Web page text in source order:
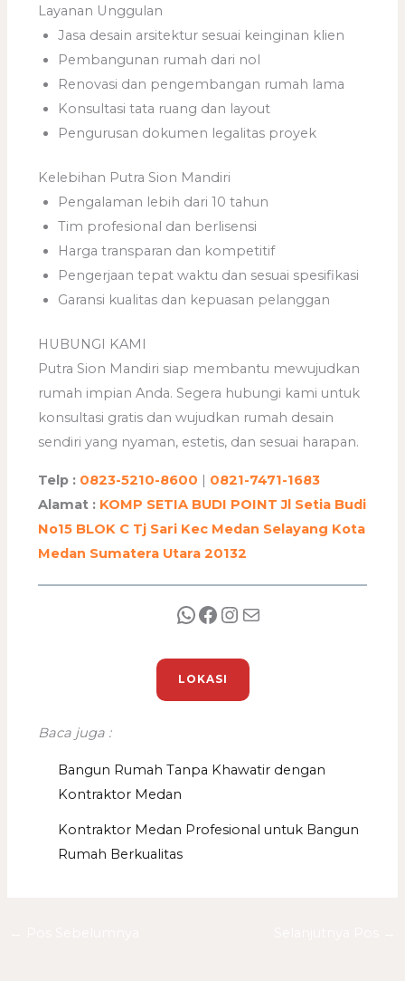
Layanan Unggulan
Jasa desain arsitektur sesuai keinginan klien
Pembangunan rumah dari nol
Renovasi dan pengembangan rumah lama
Konsultasi tata ruang dan layout
Pengurusan dokumen legalitas proyek
Kelebihan Putra Sion Mandiri
Pengalaman lebih dari 10 tahun
Tim profesional dan berlisensi
Harga transparan dan kompetitif
Pengerjaan tepat waktu dan sesuai spesifikasi
Garansi kualitas dan kepuasan pelanggan
HUBUNGI KAMI
Putra Sion Mandiri siap membantu mewujudkan
rumah impian Anda. Segera hubungi kami untuk
konsultasi gratis dan wujudkan rumah desain
sendiri yang nyaman, estetis, dan sesuai harapan.
Telp : 0823-5210-8600 | 0821-7471-1683
Alamat : KOMP SETIA BUDI POINT Jl Setia Budi
No15 BLOK C Tj Sari Kec Medan Selayang Kota
Medan Sumatera Utara 20132
LOKASI
Baca juga :
Bangun Rumah Tanpa Khawatir dengan
Kontraktor Medan
Kontraktor Medan Profesional untuk Bangun
Rumah Berkualitas